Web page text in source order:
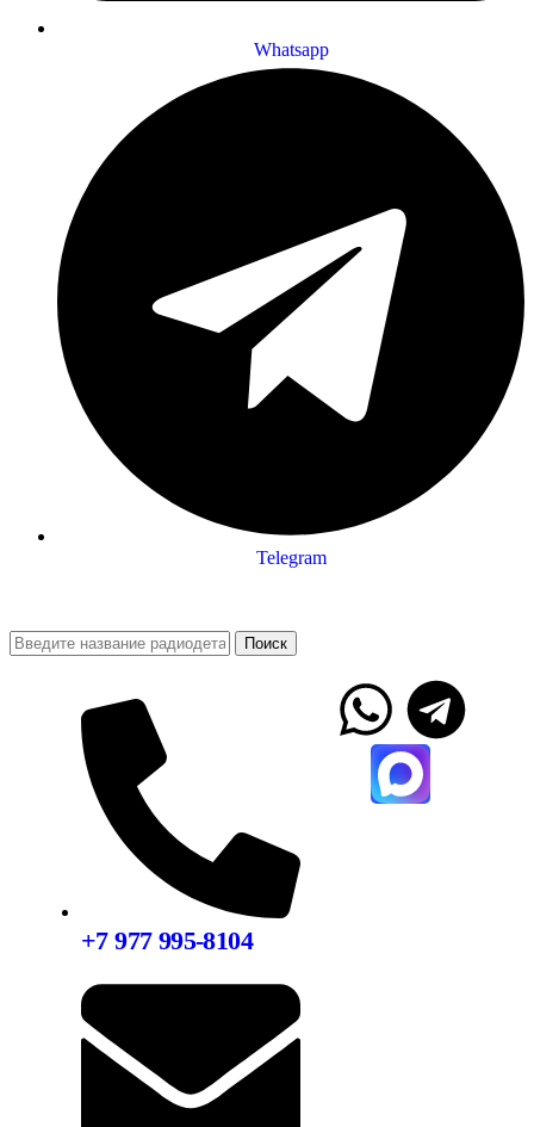
Whatsapp
Telegram
Поиск
+7 977 995-8104